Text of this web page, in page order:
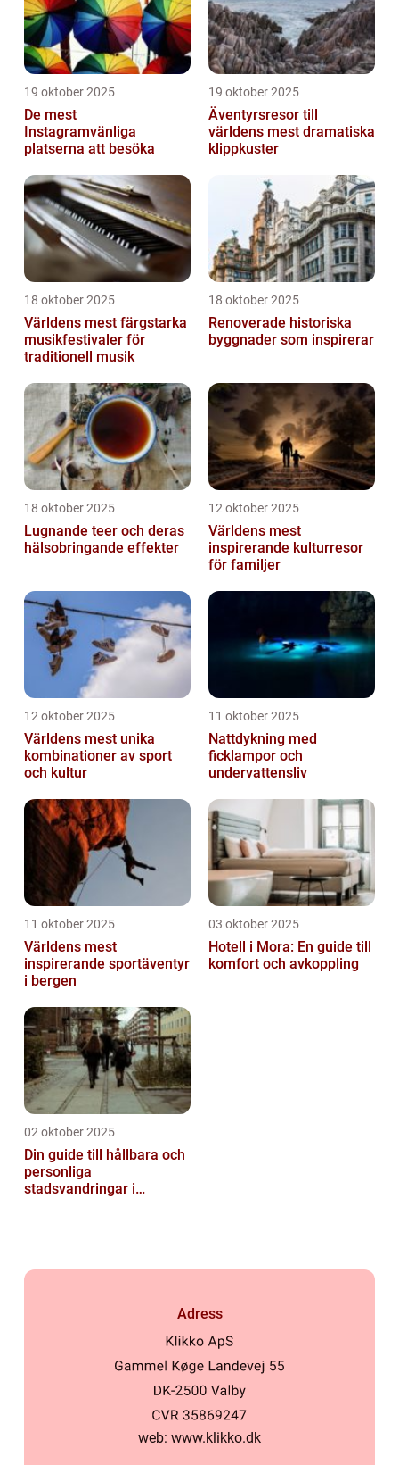
19 oktober 2025
De mest
Instagramvänliga
platserna att besöka
19 oktober 2025
Äventyrsresor till
världens mest dramatiska
klippkuster
18 oktober 2025
Världens mest färgstarka
musikfestivaler för
traditionell musik
18 oktober 2025
Renoverade historiska
byggnader som inspirerar
18 oktober 2025
Lugnande teer och deras
hälsobringande effekter
12 oktober 2025
Världens mest
inspirerande kulturresor
för familjer
12 oktober 2025
Världens mest unika
kombinationer av sport
och kultur
11 oktober 2025
Nattdykning med
ficklampor och
undervattensliv
11 oktober 2025
Världens mest
inspirerande sportäventyr
i bergen
03 oktober 2025
Hotell i Mora: En guide till
komfort och avkoppling
02 oktober 2025
Din guide till hållbara och
personliga
stadsvandringar i
Adress
web: www.klikko.dk